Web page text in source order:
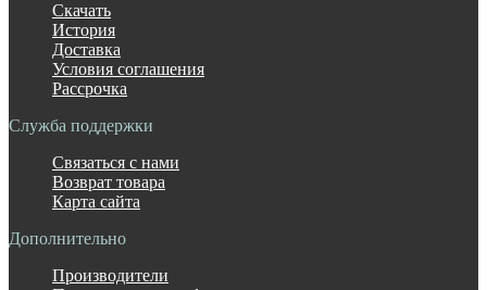
Скачать
История
Доставка
Условия соглашения
Рассрочка
Служба поддержки
Связаться с нами
Возврат товара
Карта сайта
Дополнительно
Производители